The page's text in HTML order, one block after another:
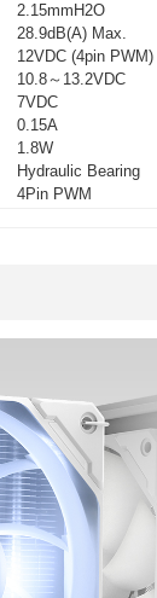
2.15mmH2O
28.9dB(A) Max.
12VDC (4pin PWM)
10.8～13.2VDC
7VDC
0.15A
1.8W
Hydraulic Bearing
4Pin PWM